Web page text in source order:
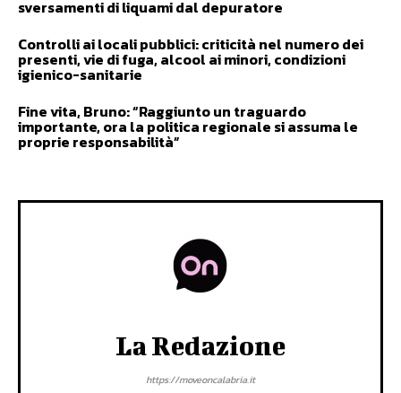
sversamenti di liquami dal depuratore
Controlli ai locali pubblici: criticità nel numero dei
presenti, vie di fuga, alcool ai minori, condizioni
igienico-sanitarie
Fine vita, Bruno: “Raggiunto un traguardo
importante, ora la politica regionale si assuma le
proprie responsabilità”
La Redazione
https://moveoncalabria.it